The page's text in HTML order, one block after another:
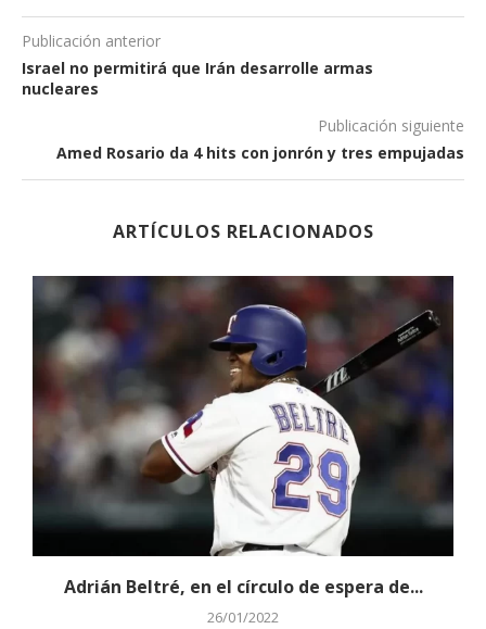
Publicación anterior
Israel no permitirá que Irán desarrolle armas
nucleares
Publicación siguiente
Amed Rosario da 4 hits con jonrón y tres empujadas
ARTÍCULOS RELACIONADOS
Adrián Beltré, en el círculo de espera de...
26/01/2022